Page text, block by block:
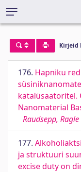
Kirjeid
176. Hapniku
katalüsaatoritel.
Nanomaterial
Raudsepp, Ragle
177.
ja struktuuri
excise duty on